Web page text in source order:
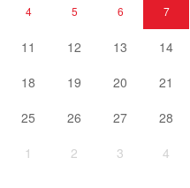
4 5 6 7
11 12 13 14
18 19 20 21
25 26 27 28
1 2 3 4